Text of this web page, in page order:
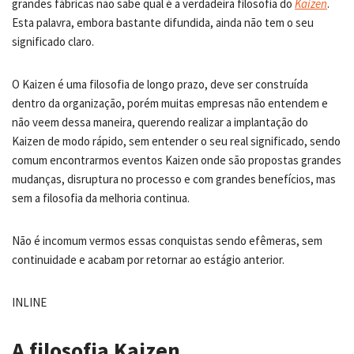
grandes fábricas não sabe qual é a verdadeira filosofia do Kaizen.
Esta palavra, embora bastante difundida, ainda não tem o seu
significado claro.
O Kaizen é uma filosofia de longo prazo, deve ser construída
dentro da organização, porém muitas empresas não entendem e
não veem dessa maneira, querendo realizar a implantação do
Kaizen de modo rápido, sem entender o seu real significado, sendo
comum encontrarmos eventos Kaizen onde são propostas grandes
mudanças, disruptura no processo e com grandes benefícios, mas
sem a filosofia da melhoria continua.
Não é incomum vermos essas conquistas sendo efêmeras, sem
continuidade e acabam por retornar ao estágio anterior.
INLINE